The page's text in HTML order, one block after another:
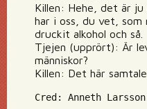
Killen: Hehe, det är
har i oss, du vet, som
druckit alkohol och så.
Tjejen (upprört): Är
människor?
Killen: Det här
Cred: Anneth Larsson